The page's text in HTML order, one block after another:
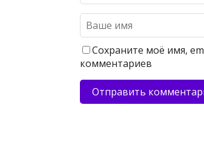
Сохраните моё имя,
комментариев